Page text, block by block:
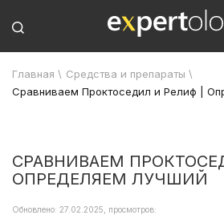
Главная \ Средства и препараты \
Сравниваем Проктоседил и Релиф |
СРАВНИВАЕМ
ОПРЕДЕЛЯЕМ ЛУЧШИЙ
Обновлено: 27.02.2025, просмотров: